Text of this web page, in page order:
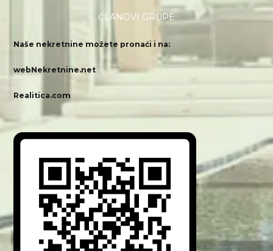
ČLANOVI GRUPE
Naše nekretnine možete pronaći i na:
webNekretnine.net
Realitica.com